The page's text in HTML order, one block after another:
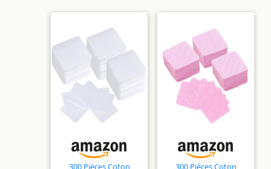
300 Pièces Coton 300 Pièces Coton